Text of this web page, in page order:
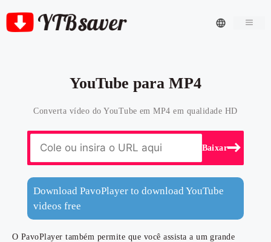
YouTube para MP4
Converta vídeo do YouTube em MP4 em qualidade HD
Baixar
Download PavoPlayer to download YouTube
videos free
O PavoPlayer também permite que você assista a um grande